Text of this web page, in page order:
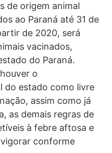
de origem animal
ao Paraná até 31 de
de 2020, será
vacinados,
do Paraná.
o
do estado como livre
assim como já
as demais regras de
à febre aftosa e
conforme